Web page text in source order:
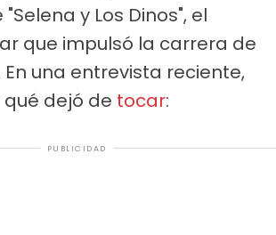
y Los Dinos", el
que impulsó la carrera de
una entrevista reciente,
dejó de tocar:
PUBLICIDAD